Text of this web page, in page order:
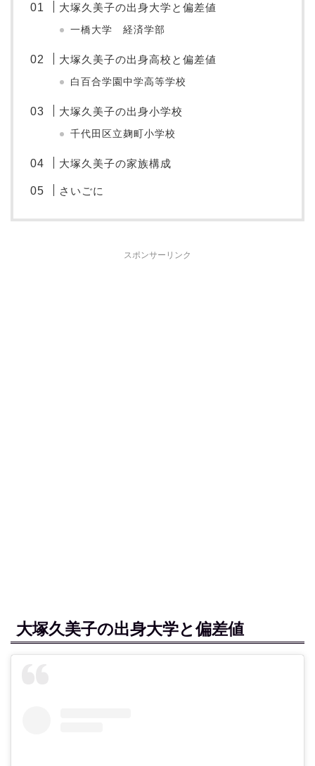
大塚久美子の出身大学と偏差値
一橋大学 経済学部
大塚久美子の出身高校と偏差値
白百合学園中学高等学校
大塚久美子の出身小学校
千代田区立麹町小学校
大塚久美子の家族構成
さいごに
スポンサーリンク
大塚久美子の出身大学と偏差値